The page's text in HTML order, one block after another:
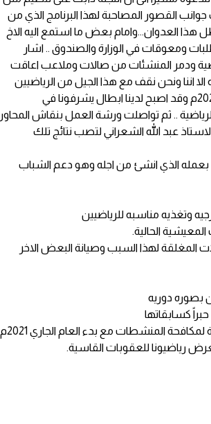
القصور المصاحبة لهذا البرنامج الذي من
هذا العدوان...وامام بعض ما استمع اليه الاخ
ومعوقات في الوزارة والصندوق .. اشار
ودمر المنشئات من صالات وملاعب اعاقت
اننا ونحن نقف مع هذا الجيل من الرياضيين
سنكون سويا في معالجة هذه الاثار بدا من العام الجاري لنصل في 2022م وقد اصبح لدينا ابطال يشرفونا في
.. ثم تواصلت ورشة العمل بنقاش المحاور
عبد الله الشعراني لتصب نتائج تلك
بعمله الذي انشئ من اجله وهو دعم الشباب
وشهدت الورشة شرحاً وتوضيحا للمستجدات على لوائح اللجنة الدولية لمكافحة المنشطات مع بدء العام الجاري 2021م
رياضيونا للعقوبات القاسية.